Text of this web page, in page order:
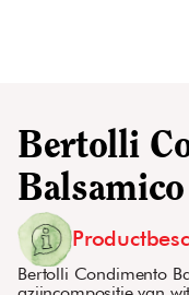
Bertolli
Bertolli Condimento